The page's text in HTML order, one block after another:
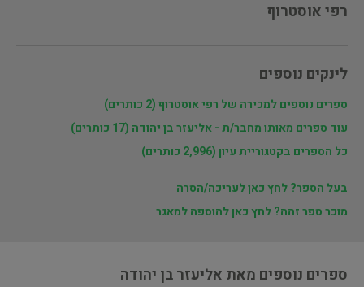
רפי אוסטרוף
לינקים נוספים
ספרים נוספים למכירה של רפי אוסטרוף (2 כותרים)
עוד ספרים מאותו מחבר/ת - אליעזר בן יהודה (17 כותרים)
כל הספרים בקטגוריית עיון (2,996 כותרים)
בעל הספר? לחץ כאן לעריכה/הסרה
מוכר ספר זהה? לחץ כאן להוספה למאגר
ספרים נוספים מאת אליעזר בן יהודה